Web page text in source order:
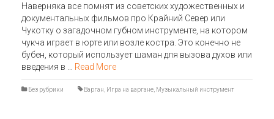
Наверняка все помнят из советских художественных и
документальных фильмов про Крайний Север или
Чукотку о загадочном губном инструменте, на котором
чукча играет в юрте или возле костра. Это конечно не
бубен, который использует шаман для вызова духов или
введения в … Read More
Без рубрики Варган Игра на варгане Музыкальный инструмент